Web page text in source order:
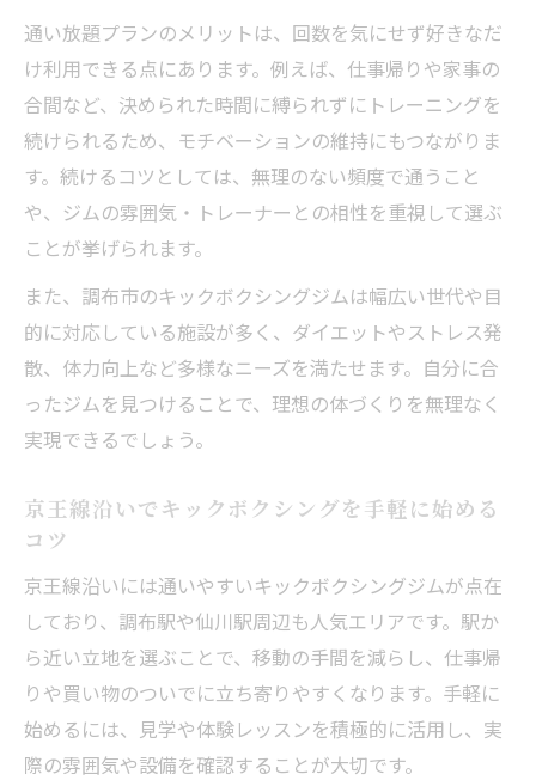
忙しい方でも無理なくキックボクシングを
継続する秘訣
調布市で叶える続けやすいキックボクシング
調布のキックボクシングジムで続けやすさ
を実感
エリアスレビューから見るジム選びの重要
ポイント
京王線近くのジムで無理なく続ける秘訣と
は
女性も安心して通えるキックボクシングの
環境作り
通い放題プランが生む理想の体づくり体験
が加速
京王線沿いの通いやすいジムで理想の体を
目指す
レビューで高評価のエリアス流キックボク
シング術
通い放題プランのメリットは、回数を気にせず好きなだ
け利用できる点にあります。例えば、仕事帰りや家事の
合間など、決められた時間に縛られずにトレーニングを
続けられるため、モチベーションの維持にもつながりま
す。続けるコツとしては、無理のない頻度で通うこと
や、ジムの雰囲気・トレーナーとの相性を重視して選ぶ
ことが挙げられます。
また、調布市のキックボクシングジムは幅広い世代や目
的に対応している施設が多く、ダイエットやストレス発
散、体力向上など多様なニーズを満たせます。自分に合
ったジムを見つけることで、理想の体づくりを無理なく
実現できるでしょう。
京王線沿いでキックボクシングを手軽に始める
コツ
京王線沿いには通いやすいキックボクシングジムが点在
しており、調布駅や仙川駅周辺も人気エリアです。駅か
ら近い立地を選ぶことで、移動の手間を減らし、仕事帰
りや買い物のついでに立ち寄りやすくなります。手軽に
始めるには、見学や体験レッスンを積極的に活用し、実
際の雰囲気や設備を確認することが大切です。